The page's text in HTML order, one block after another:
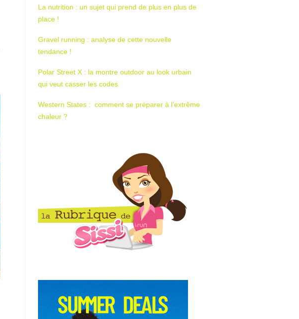
La nutrition : un sujet qui prend de plus en plus de
place !
Gravel running : analyse de cette nouvelle
tendance !
Polar Street X : la montre outdoor au look urbain
qui veut casser les codes
Western States : comment se préparer à l’extrême
chaleur ?